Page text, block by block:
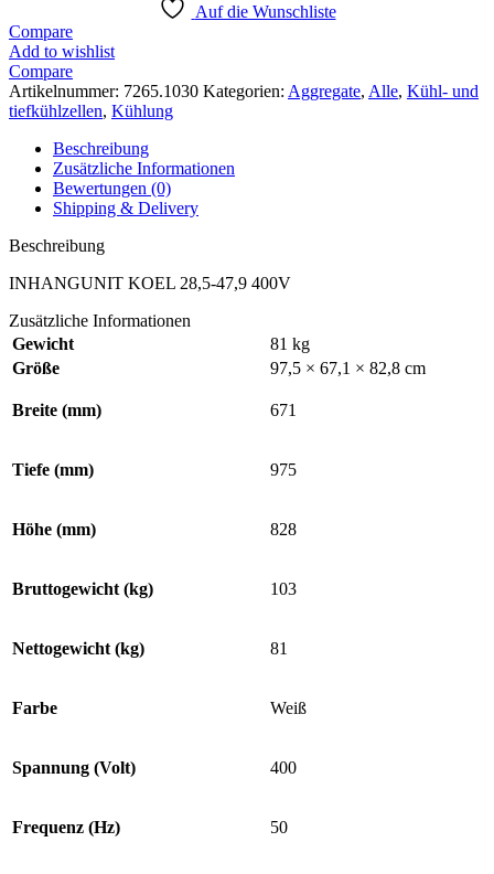
M3
400V
Menge
Auf die Wunschliste
Compare
Add to wishlist
Compare
Artikelnummer: 7265.1030 Kategorien: Aggregate, Alle, Kühl- und
tiefkühlzellen, Kühlung
Beschreibung
Zusätzliche Informationen
Bewertungen (0)
Shipping & Delivery
Beschreibung
INHANGUNIT KOEL 28,5-47,9 400V
Zusätzliche Informationen
Gewicht
81 kg
Größe
97,5 × 67,1 × 82,8 cm
Breite (mm) 671
Tiefe (mm) 975
Höhe (mm) 828
Bruttogewicht (kg) 103
Nettogewicht (kg) 81
Farbe Weiß
Spannung (Volt) 400
Frequenz (Hz) 50